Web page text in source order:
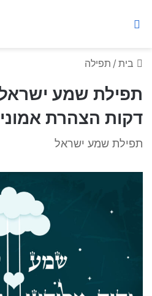
בית / תפילה
דקות הצהרת
תפילת שמע ישראל